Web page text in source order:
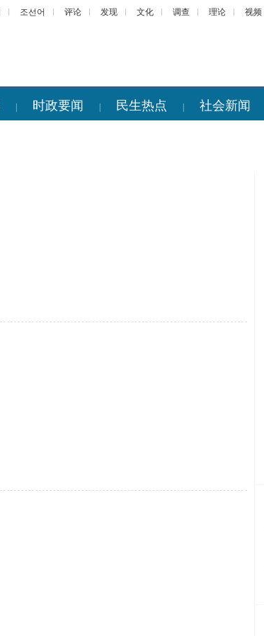
조선어 评论 发现 文化 调查 理论 视频
时政要闻 民生热点 社会新闻